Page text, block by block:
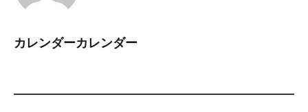
カレンダーカレンダー